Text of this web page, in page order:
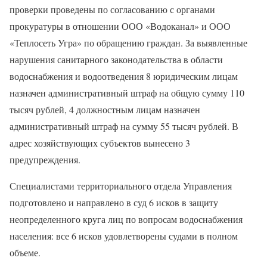
проверки проведены по согласованию с органами
прокуратуры в отношении ООО «Водоканал» и ООО
«Теплосеть Угра» по обращению граждан. За выявленные
нарушения санитарного законодательства в области
водоснабжения и водоотведения 8 юридическим лицам
назначен административный штраф на общую сумму 110
тысяч рублей, 4 должностным лицам назначен
административный штраф на сумму 55 тысяч рублей. В
адрес хозяйствующих субъектов вынесено 3
предупреждения.
Специалистами территориального отдела Управления
подготовлено и направлено в суд 6 исков в защиту
неопределенного круга лиц по вопросам водоснабжения
населения: все 6 исков удовлетворены судами в полном
объеме.